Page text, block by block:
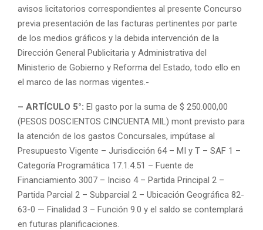
avisos licitatorios correspondientes al presente Concurso
previa presentación de las facturas pertinentes por parte
de los medios gráficos y la debida intervención de la
Dirección General Publicitaria y Administrativa del
Ministerio de Gobierno y Reforma del Estado, todo ello en
el marco de las normas vigentes.-
– ARTÍCULO 5°: El gasto por la suma de $ 250.000,00
(PESOS DOSCIENTOS CINCUENTA MIL) mont previsto para
la atención de los gastos Concursales, impútase al
Presupuesto Vigente – Jurisdicción 64 – MI y T – SAF 1 –
Categoría Programática 17.1.4.51 – Fuente de
Financiamiento 3007 – Inciso 4 – Partida Principal 2 –
Partida Parcial 2 – Subparcial 2 – Ubicación Geográfica 82-
63-0 — Finalidad 3 – Función 9.0 y el saldo se contemplará
en futuras planificaciones.